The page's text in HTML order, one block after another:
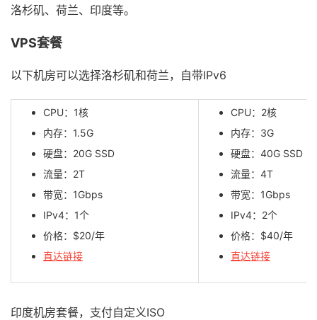
洛杉矶、荷兰、印度等。
VPS套餐
以下机房可以选择洛杉矶和荷兰，自带IPv6
CPU：1核
内存：1.5G
硬盘：20G SSD
流量：2T
带宽：1Gbps
IPv4：1个
价格：$20/年
直达链接
CPU：2核
内存：3G
硬盘：40G SSD
流量：4T
带宽：1Gbps
IPv4：2个
价格：$40/年
直达链接
印度机房套餐，支付自定义ISO